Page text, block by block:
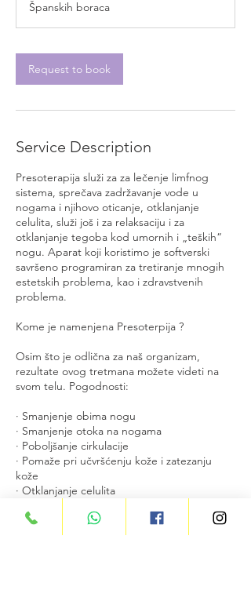
i
n
Španskih boraca
Request to book
Service Description
Presoterapija služi za za lečenje limfnog
sistema, sprečava zadržavanje vode u
nogama i njihovo oticanje, otklanjanje
celulita, služi još i za relaksaciju i za
otklanjanje tegoba kod umornih i „teških“
nogu. Aparat koji koristimo je softverski
savršeno programiran za tretiranje mnogih
estetskih problema, kao i zdravstvenih
problema.
Kome je namenjena Presoterpija ?
Osim što je odlična za naš organizam,
rezultate ovog tretmana možete videti na
svom telu. Pogodnosti:
· Smanjenje obima nogu
· Smanjenje otoka na nogama
· Poboljšanje cirkulacije
· Pomaže pri učvršćenju kože i zatezanju
kože
· Otklanjanje celulita